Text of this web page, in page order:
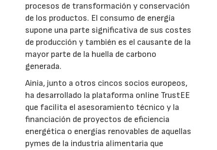
procesos de transformación y conservación
de los productos. El consumo de energía
supone una parte significativa de sus costes
de producción y también es el causante de la
mayor parte de la huella de carbono
generada.
Ainia, junto a otros cincos socios europeos,
ha desarrollado la plataforma online TrustEE
que facilita el asesoramiento técnico y la
financiación de proyectos de eficiencia
energética o energías renovables de aquellas
pymes de la industria alimentaria que